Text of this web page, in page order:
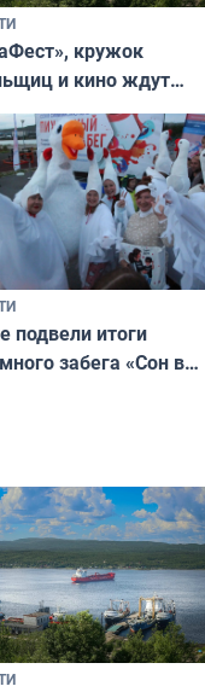
кружок
и кино ждут
в эти выходные
подвели итоги
забега «Сон в